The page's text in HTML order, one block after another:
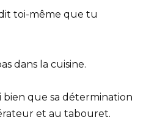
toi-même que tu
dans la cuisine.
bien que sa détermination
et au tabouret.